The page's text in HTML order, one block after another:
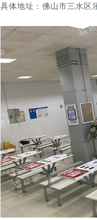
具体地址：佛山市三水区